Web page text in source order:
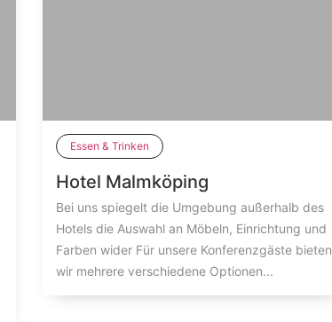
Essen & Trinken
Hotel Malmköping
Bei uns spiegelt die Umgebung außerhalb des
Hotels die Auswahl an Möbeln, Einrichtung und
Farben wider Für unsere Konferenzgäste bieten
wir mehrere verschiedene Optionen...